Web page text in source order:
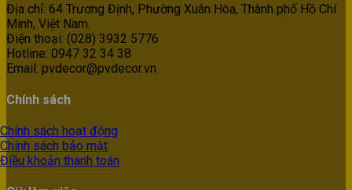
Địa chỉ: 64 Trương Định, Phường Xuân Hòa, Thành phố Hồ Chí
Minh, Việt Nam.
Điện thoại: (028) 3932 5776
Hotline: 0947 32 34 38
Email: pvdecor@pvdecor.vn
Chính sách
Chính sách hoạt động
Chính sách bảo mật
Điều khoản thanh toán